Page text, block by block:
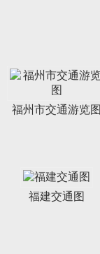
福州市交通游览图
福建交通图